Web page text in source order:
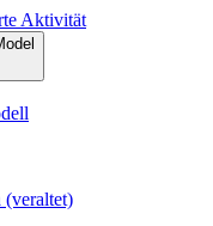
Aktivität
(veraltet)